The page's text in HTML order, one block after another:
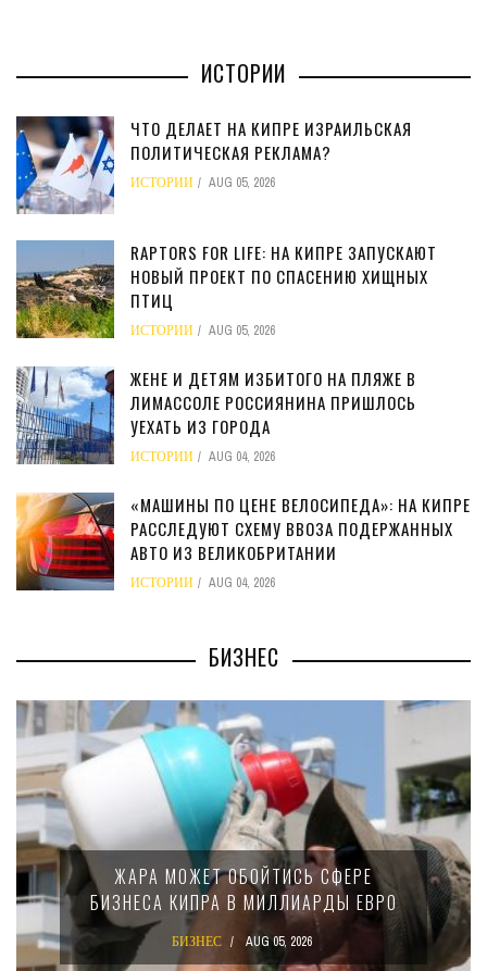
ИСТОРИИ
ЧТО ДЕЛАЕТ НА КИПРЕ ИЗРАИЛЬСКАЯ
ПОЛИТИЧЕСКАЯ РЕКЛАМА?
ИСТОРИИ AUG 05, 2026
RAPTORS FOR LIFE: НА КИПРЕ ЗАПУСКАЮТ
НОВЫЙ ПРОЕКТ ПО СПАСЕНИЮ ХИЩНЫХ
ПТИЦ
ИСТОРИИ AUG 05, 2026
ЖЕНЕ И ДЕТЯМ ИЗБИТОГО НА ПЛЯЖЕ В
ЛИМАССОЛЕ РОССИЯНИНА ПРИШЛОСЬ
УЕХАТЬ ИЗ ГОРОДА
ИСТОРИИ AUG 04, 2026
«МАШИНЫ ПО ЦЕНЕ ВЕЛОСИПЕДА»: НА КИПРЕ
РАССЛЕДУЮТ СХЕМУ ВВОЗА ПОДЕРЖАННЫХ
АВТО ИЗ ВЕЛИКОБРИТАНИИ
ИСТОРИИ AUG 04, 2026
БИЗНЕС
ЖАРА МОЖЕТ ОБОЙТИСЬ СФЕРЕ
БИЗНЕСА КИПРА В МИЛЛИАРДЫ ЕВРО
БИЗНЕС AUG 05, 2026